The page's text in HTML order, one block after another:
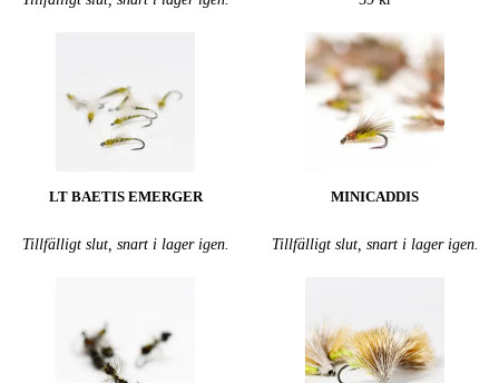
LT BAETIS EMERGER
Tillfälligt slut, snart i lager igen.
MINICADDIS
Tillfälligt slut, snart i lager igen.